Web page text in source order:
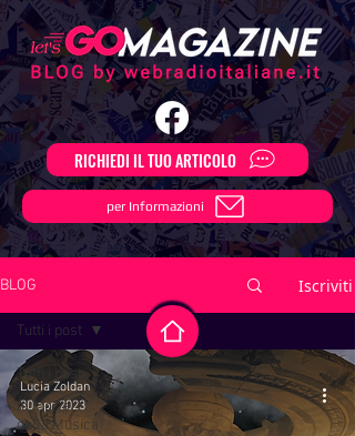
RICHIEDI IL TUO ARTICOLO
per Informazioni
BLOG Iscriviti
Tutti i post
la storia
della Musica
Tutti i post
Lucia Zoldan
30 apr 2023